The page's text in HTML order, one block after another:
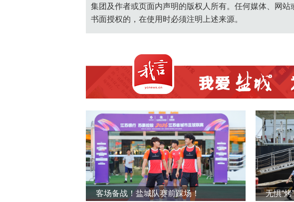
集团及作者或页面内声明的版权人所有。任何媒体、网
书面授权的，在使用时必须注明上述来源。
客场备战！盐城队赛前踩场！ 无惧“烤